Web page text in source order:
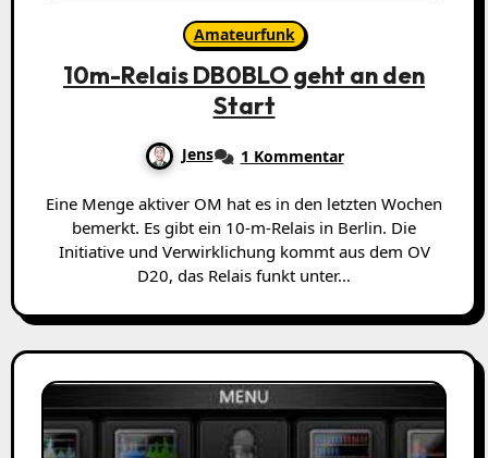
Amateurfunk
10m-Relais DB0BLO geht an den
Start
Jens 1 Kommentar
Eine Menge aktiver OM hat es in den letzten Wochen
bemerkt. Es gibt ein 10-m-Relais in Berlin. Die
Initiative und Verwirklichung kommt aus dem OV
D20, das Relais funkt unter…